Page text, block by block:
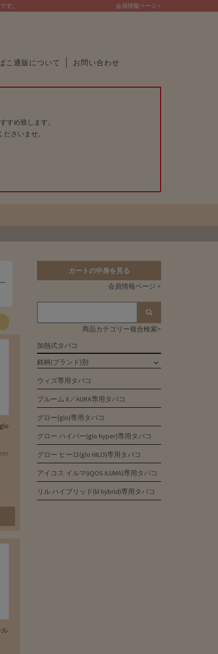
す。 会員情報ページ >
こ通販について お問い合わせ
すめ致します。
さいませ。
ル
カートの中身を見る
会員情報ページ >
商品カテゴリー複合検索>
加熱式タバコ
銘柄(ブランド)別
ウィズ専用タバコ
プルーム X／AURA専用タバコ
グロー(glo)専用タバコ
グロー ハイパー(glo hyper)専用タバコ
グロー ヒーロ(glo HILO)専用タバコ
アイコス イルマ(iQOS ILUMA)専用タバコ
リル ハイブリッド(lil hybrid)専用タバコ